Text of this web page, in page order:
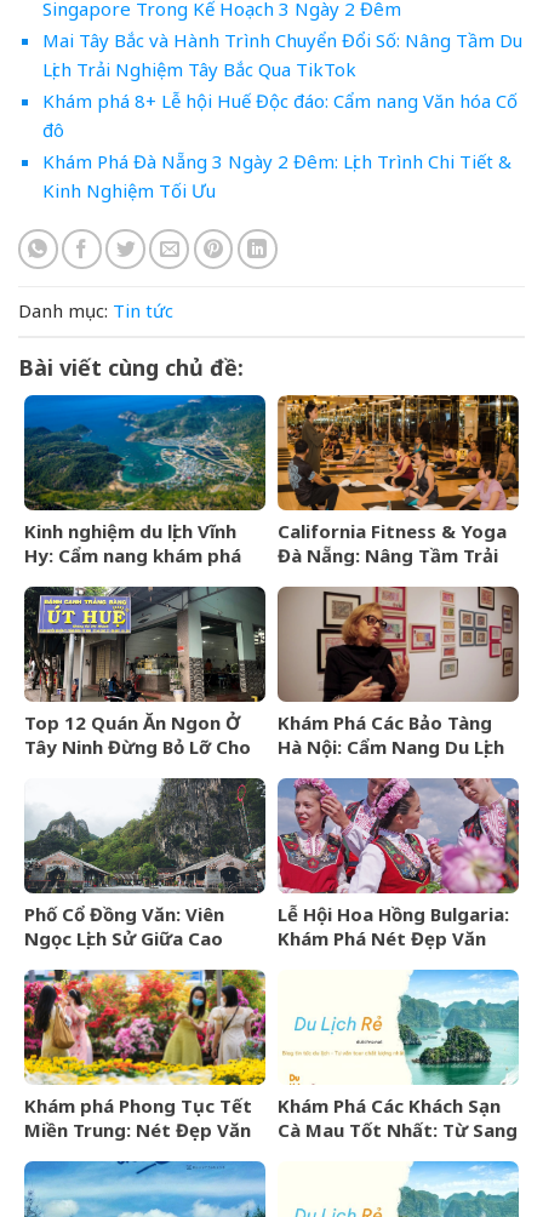
Singapore Trong Kế Hoạch 3 Ngày 2 Đêm
Mai Tây Bắc và Hành Trình Chuyển Đổi Số: Nâng Tầm Du
Lịch Trải Nghiệm Tây Bắc Qua TikTok
Khám phá 8+ Lễ hội Huế Độc đáo: Cẩm nang Văn hóa Cố
đô
Khám Phá Đà Nẵng 3 Ngày 2 Đêm: Lịch Trình Chi Tiết &
Kinh Nghiệm Tối Ưu
Danh mục: Tin tức
Bài viết cùng chủ đề:
Kinh nghiệm du lịch Vĩnh
Hy: Cẩm nang khám phá
Ninh Thuận
California Fitness & Yoga
Đà Nẵng: Nâng Tầm Trải
Top 12 Quán Ăn Ngon Ở
Tây Ninh Đừng Bỏ Lỡ Cho
Khám Phá Các Bảo Tàng
Hà Nội: Cẩm Nang Du Lịch
Phố Cổ Đồng Văn: Viên
Ngọc Lịch Sử Giữa Cao
Lễ Hội Hoa Hồng Bulgaria:
Khám Phá Nét Đẹp Văn
Khám phá Phong Tục Tết
Miền Trung: Nét Đẹp Văn
Khám Phá Các Khách Sạn
Cà Mau Tốt Nhất: Từ Sang